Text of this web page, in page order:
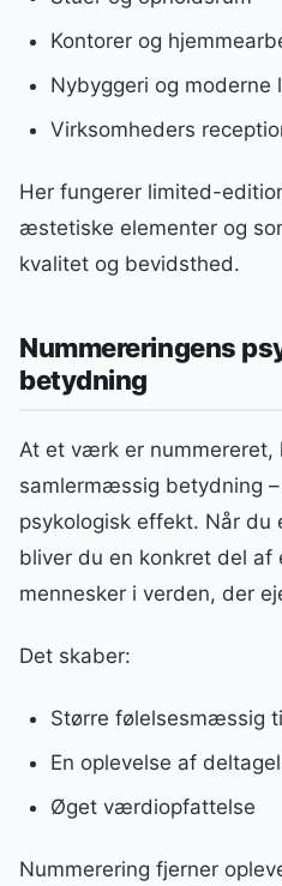
Kontorer og
Nybyggeri og moderne
Virksomheders
Her fungerer limited-
æstetiske elementer og
kvalitet og bevidsthed.
Nummereringens
betydning
At et værk er nummereret,
samlermæssig betydning
psykologisk effekt. Når
bliver du en konkret del af
mennesker i verden, der
Det skaber:
Større følelsesmæssig
En oplevelse af
Øget værdiopfattelse
Nummerering fjerner